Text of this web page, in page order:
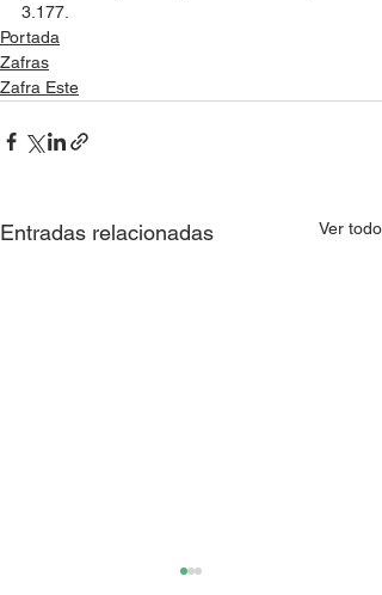
3.177.
Portada
Zafras
Zafra Este
Entradas relacionadas Ver todo